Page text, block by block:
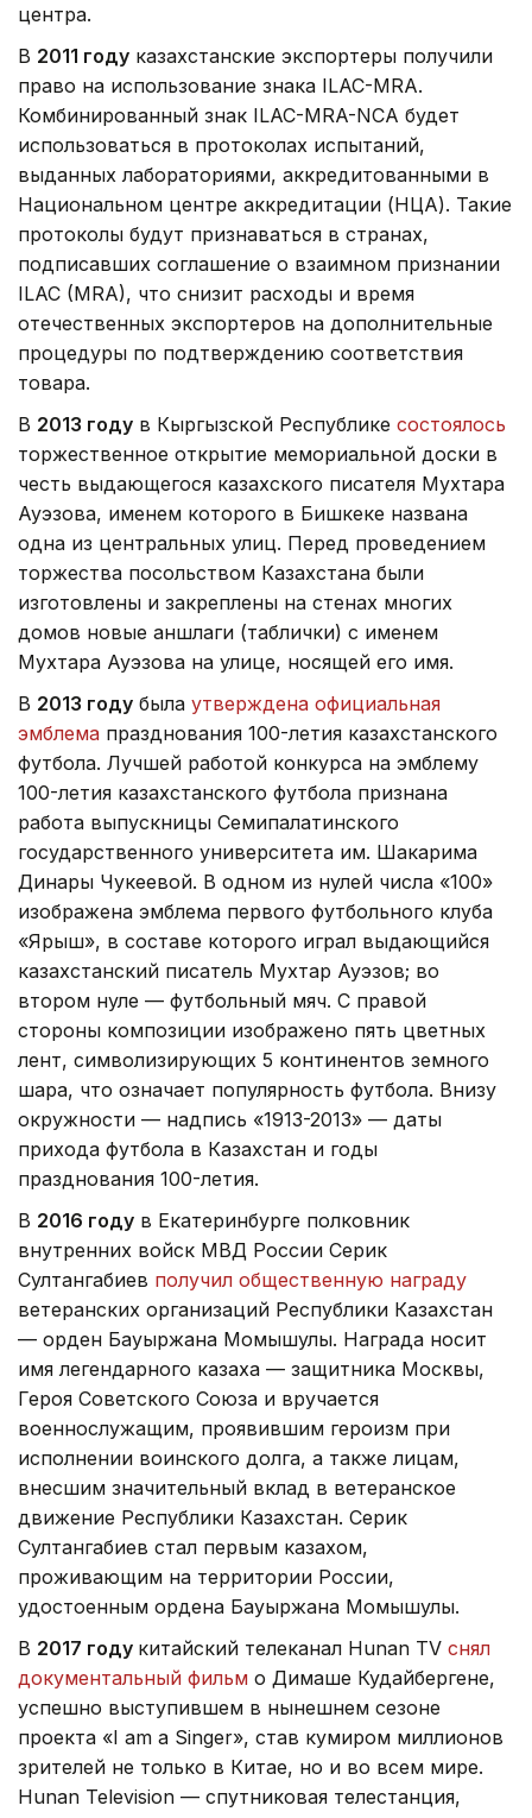
центра.
В 2011 году казахстанские экспортеры получили
право на использование знака ILAC-MRA.
Комбинированный знак ILAC-MRA-NCA будет
использоваться в протоколах испытаний,
выданных лабораториями, аккредитованными в
Национальном центре аккредитации (НЦА). Такие
протоколы будут признаваться в странах,
подписавших соглашение о взаимном признании
ILAC (MRA), что снизит расходы и время
отечественных экспортеров на дополнительные
процедуры по подтверждению соответствия
товара.
В 2013 году в Кыргызской Республике состоялось
торжественное открытие мемориальной доски в
честь выдающегося казахского писателя Мухтара
Ауэзова, именем которого в Бишкеке названа
одна из центральных улиц. Перед проведением
торжества посольством Казахстана были
изготовлены и закреплены на стенах многих
домов новые аншлаги (таблички) с именем
Мухтара Ауэзова на улице, носящей его имя.
В 2013 году была утверждена официальная
эмблема празднования 100-летия казахстанского
футбола. Лучшей работой конкурса на эмблему
100-летия казахстанского футбола признана
работа выпускницы Семипалатинского
государственного университета им. Шакарима
Динары Чукеевой. В одном из нулей числа «100»
изображена эмблема первого футбольного клуба
«Ярыш», в составе которого играл выдающийся
казахстанский писатель Мухтар Ауэзов; во
втором нуле — футбольный мяч. С правой
стороны композиции изображено пять цветных
лент, символизирующих 5 континентов земного
шара, что означает популярность футбола. Внизу
окружности — надпись «1913-2013» — даты
прихода футбола в Казахстан и годы
празднования 100-летия.
В 2016 году в Екатеринбурге полковник
внутренних войск МВД России Серик
Султангабиев получил общественную награду
ветеранских организаций Республики Казахстан
— орден Бауыржана Момышулы. Награда носит
имя легендарного казаха — защитника Москвы,
Героя Советского Союза и вручается
военнослужащим, проявившим героизм при
исполнении воинского долга, а также лицам,
внесшим значительный вклад в ветеранское
движение Республики Казахстан. Серик
Султангабиев стал первым казахом,
проживающим на территории России,
удостоенным ордена Бауыржана Момышулы.
В 2017 году китайский телеканал Hunan TV снял
документальный фильм о Димаше Кудайбергене,
успешно выступившем в нынешнем сезоне
проекта «I am a Singer», став кумиром миллионов
зрителей не только в Китае, но и во всем мире.
Hunan Television — спутниковая телестанция,